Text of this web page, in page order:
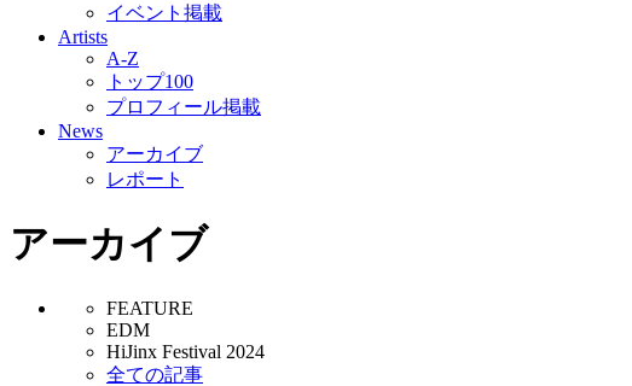
イベント掲載
Artists
A-Z
トップ100
プロフィール掲載
News
アーカイブ
レポート
アーカイブ
FEATURE
EDM
HiJinx Festival 2024
全ての記事